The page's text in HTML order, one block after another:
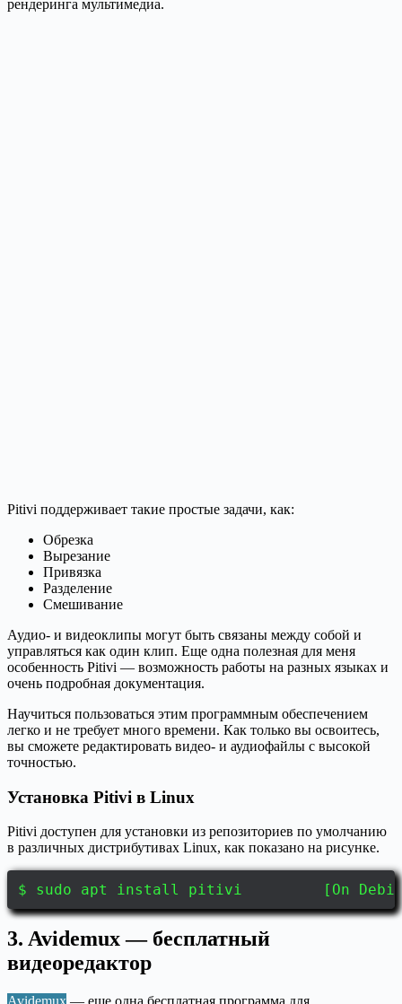
рендеринга мультимедиа.
Pitivi поддерживает такие простые задачи, как:
Обрезка
Вырезание
Привязка
Разделение
Смешивание
Аудио- и видеоклипы могут быть связаны между собой и
управляться как один клип. Еще одна полезная для меня
особенность Pitivi — возможность работы на разных языках и
очень подробная документация.
Научиться пользоваться этим программным обеспечением
легко и не требует много времени. Как только вы освоитесь,
вы сможете редактировать видео- и аудиофайлы с высокой
точностью.
Установка Pitivi в Linux
Pitivi доступен для установки из репозиториев по умолчанию
в различных дистрибутивах Linux, как показано на рисунке.
$ sudo apt install pitivi [On Debian,
3. Avidemux — бесплатный
видеоредактор